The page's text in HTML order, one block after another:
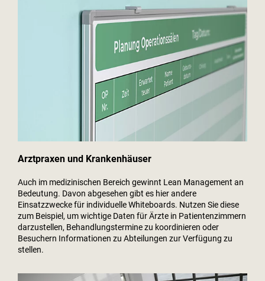
Arztpraxen und Krankenhäuser
Auch im medizinischen Bereich gewinnt Lean Management an
Bedeutung. Davon abgesehen gibt es hier andere
Einsatzzwecke für individuelle Whiteboards. Nutzen Sie diese
zum Beispiel, um wichtige Daten für Ärzte in Patientenzimmern
darzustellen, Behandlungstermine zu koordinieren oder
Besuchern Informationen zu Abteilungen zur Verfügung zu
stellen.